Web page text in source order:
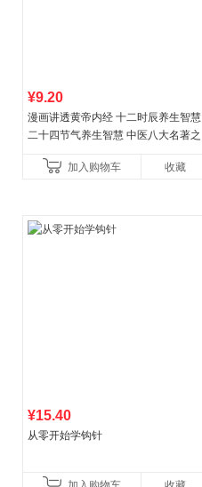
¥9.20
漫画讲透黄帝内经 十二时辰养生智慧
二十四节气养生智慧 中医八大名著之
加入购物车
收藏
¥15.40
从零开始学钩针